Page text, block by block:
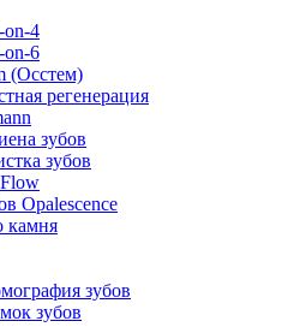
4
6
(Осстем)
регенерация
зубов
зубов
Opalescence
камня
зубов
зубов